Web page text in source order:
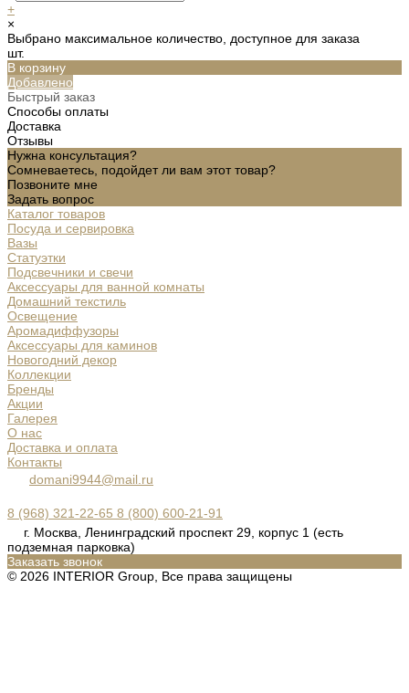
+
×
Выбрано максимальное количество, доступное для заказа
шт.
В корзину
Добавлено
Быстрый заказ
Способы оплаты
Доставка
Отзывы
Нужна консультация?
Сомневаетесь, подойдет ли вам этот товар?
Позвоните мне
Задать вопрос
Каталог товаров
Посуда и сервировка
Вазы
Статуэтки
Подсвечники и свечи
Аксессуары для ванной комнаты
Домашний текстиль
Освещение
Аромадиффузоры
Аксессуары для каминов
Новогодний декор
Коллекции
Бренды
Акции
Галерея
О нас
Доставка и оплата
Контакты
domani9944@mail.ru
8 (968) 321-22-65 8 (800) 600-21-91
г. Москва, Ленинградский проспект 29, корпус 1 (есть
подземная парковка)
Заказать звонок
© 2026 INTERIOR Group, Все права защищены